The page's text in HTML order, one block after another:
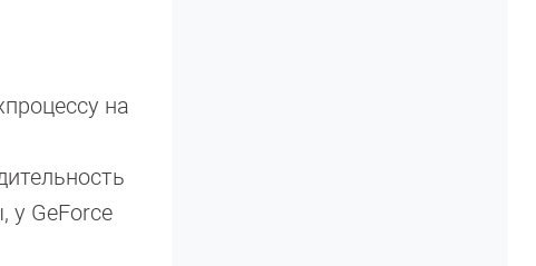
на
у GeForce